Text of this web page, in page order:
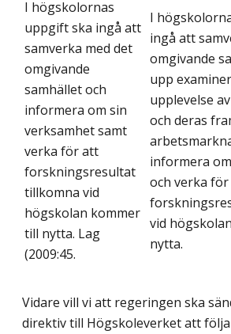
I högskolornas
uppgift ska ingå att
samverka med det
omgivande
samhället och
informera om sin
verksamhet samt
verka för att
forskningsresultat
tillkomna vid
högskolan kommer
till nytta. Lag
(2009:45.
I
ingå att
omgivande
upp
upplevelse
och deras
informera
och verka
vid
nytta.
Vidare vill vi att regeringen ska
direktiv till Högskoleverket att